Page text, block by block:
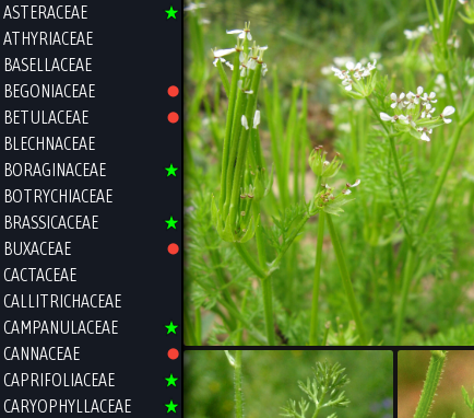
ASTERACEAE
ATHYRIACEAE
BASELLACEAE
BEGONIACEAE
BETULACEAE
BLECHNACEAE
BORAGINACEAE
BOTRYCHIACEAE
BRASSICACEAE
BUXACEAE
CACTACEAE
CALLITRICHACEAE
CAMPANULACEAE
CANNACEAE
CAPRIFOLIACEAE
CARYOPHYLLACEAE